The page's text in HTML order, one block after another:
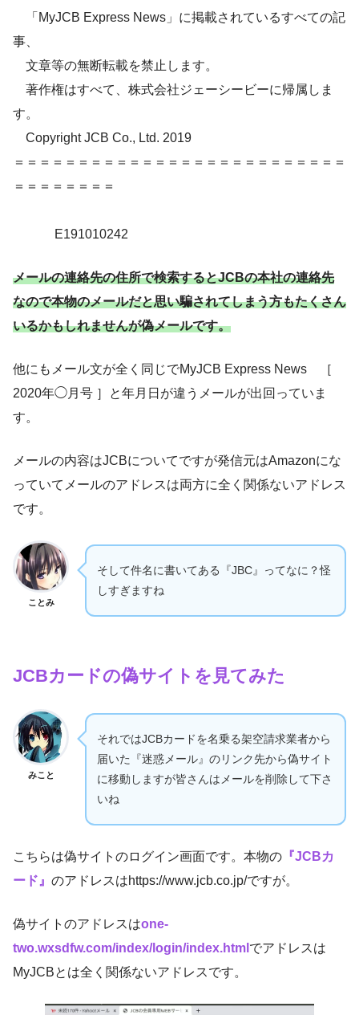
「MyJCB Express News」に掲載されているすべての記
事、
文章等の無断転載を禁止します。
著作権はすべて、株式会社ジェーシービーに帰属しま
す。
Copyright JCB Co., Ltd. 2019
＝＝＝＝＝＝＝＝＝＝＝＝＝＝＝＝＝＝＝＝＝＝＝＝＝＝
＝＝＝＝＝＝＝＝
E191010242
メールの連絡先の住所で検索するとJCBの本社の連絡先
なので本物のメールだと思い騙されてしまう方もたくさん
いるかもしれませんが偽メールです。
他にもメール文が全く同じでMyJCB Express News ［
2020年◯月号 ］と年月日が違うメールが出回っていま
す。
メールの内容はJCBについてですが発信元はAmazonにな
っていてメールのアドレスは両方に全く関係ないアドレス
です。
ことみ
そして件名に書いてある『JBC』ってなに？怪
しすぎますね
JCBカードの偽サイトを見てみた
みこと
それではJCBカードを名乗る架空請求業者から
届いた『迷惑メール』のリンク先から偽サイト
に移動しますが皆さんはメールを削除して下さ
いね
こちらは偽サイトのログイン画面です。本物の 『JCBカ
ード』 のアドレスはhttps://www.jcb.co.jp/ですが。
偽サイトのアドレスはone-
two.wxsdfw.com/index/login/index.html でアドレスは
MyJCBとは全く関係ないアドレスです。